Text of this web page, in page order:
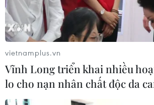
vietnamplus.vn
Vĩnh Long triển khai nhiều
lo cho nạn nhân chất độc da